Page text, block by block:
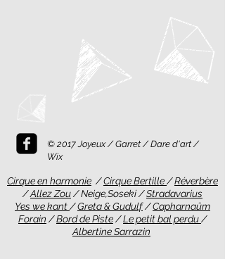
© 2017 Joyeux / Garret / Dare d'art /
Wix
Cirque en harmonie /Cirque Bertille/Réverbère
/Allez Zou/ Neige,Soseki /Stradavarius
Yes we kant/Greta & Gudulf/Capharnaüm
Forain /Bord de Piste/Le petit bal perdu/
Albertine Sarrazin